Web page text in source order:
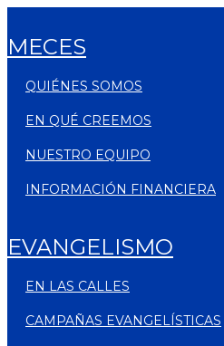
MECES
QUIÉNES SOMOS
EN QUÉ CREEMOS
NUESTRO EQUIPO
INFORMACIÓN FINANCIERA
EVANGELISMO
EN LAS CALLES
CAMPAÑAS EVANGELÍSTICAS